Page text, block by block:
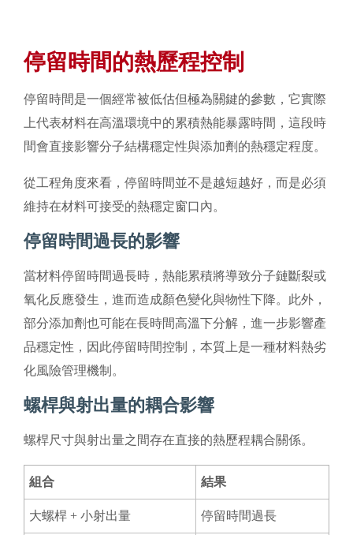
停留時間的熱歷程控制
停留時間是一個經常被低估但極為關鍵的參數，它實際
上代表材料在高溫環境中的累積熱能暴露時間，這段時
間會直接影響分子結構穩定性與添加劑的熱穩定程度。
從工程角度來看，停留時間並不是越短越好，而是必須
維持在材料可接受的熱穩定窗口內。
停留時間過長的影響
當材料停留時間過長時，熱能累積將導致分子鏈斷裂或
氧化反應發生，進而造成顏色變化與物性下降。此外，
部分添加劑也可能在長時間高溫下分解，進一步影響產
品穩定性，因此停留時間控制，本質上是一種材料熱劣
化風險管理機制。
螺桿與射出量的耦合影響
螺桿尺寸與射出量之間存在直接的熱歷程耦合關係。
組合 結果
大螺桿 + 小射出量 停留時間過長